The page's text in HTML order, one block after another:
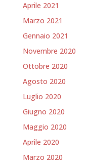
Aprile 2021
Marzo 2021
Gennaio 2021
Novembre 2020
Ottobre 2020
Agosto 2020
Luglio 2020
Giugno 2020
Maggio 2020
Aprile 2020
Marzo 2020